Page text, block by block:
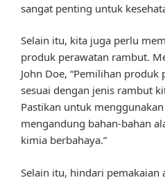
sangat penting untuk
Selain itu, kita juga perlu
produk perawatan rambut.
John Doe, “Pemilihan
sesuai dengan jenis rambut
Pastikan untuk
mengandung bahan-bahan
kimia berbahaya.”
Selain itu, hindari pemakaian